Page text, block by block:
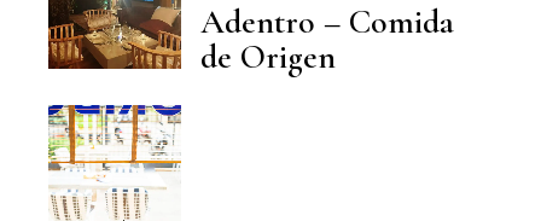
Adentro – Comida
de Origen